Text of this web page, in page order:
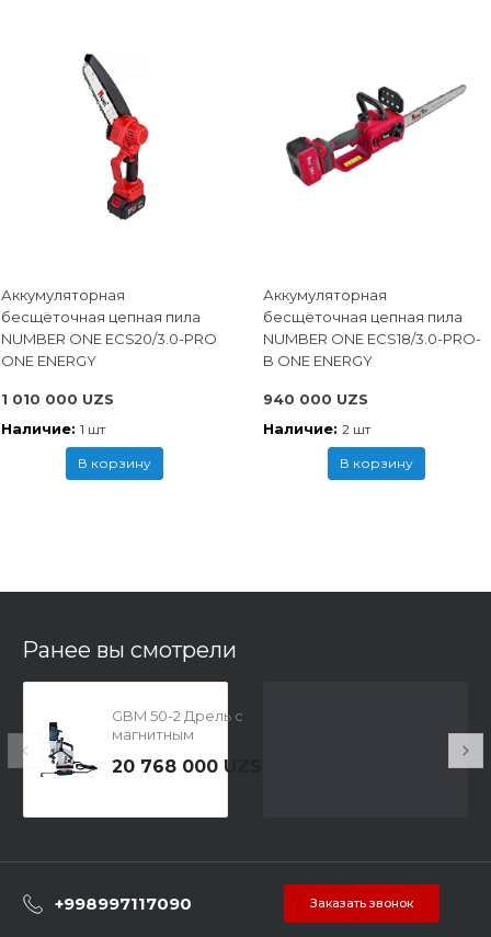
Аккумуляторная
бесщёточная цепная пила
NUMBER ONE ECS20/3.0-PRO
ONE ENERGY
1 010 000 UZS
Наличие: 1 шт
В корзину
Аккумуляторная
бесщёточная цепная пила
NUMBER ONE ECS18/3.0-PRO-
B ONE ENERGY
940 000 UZS
Наличие: 2 шт
В корзину
Ранее вы смотрели
GBM 50-2 Дрель с
магнитным
20 768 000 UZS
+998997117090 Заказать звонок